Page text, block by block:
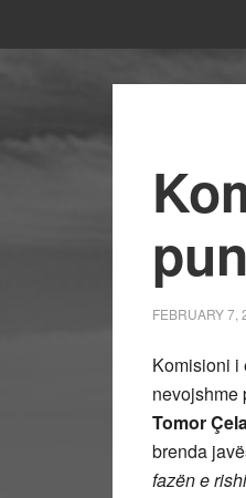
FEBRUARY 7,
Komisioni i
nevojshme
Tomor
brenda
fazën e